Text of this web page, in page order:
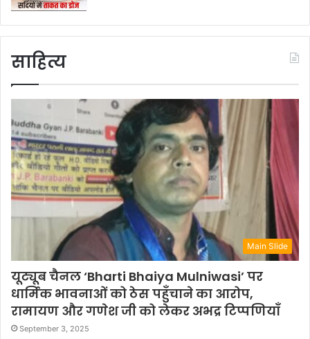
साहित्य
Main Slide
यूट्यूब चैनल ‘Bharti Bhaiya Mulniwasi’ पर
धार्मिक भावनाओं को ठेस पहुँचाने का आरोप,
रामायण और गणेश जी को लेकर अभद्र टिप्पणियाँ
September 3, 2025